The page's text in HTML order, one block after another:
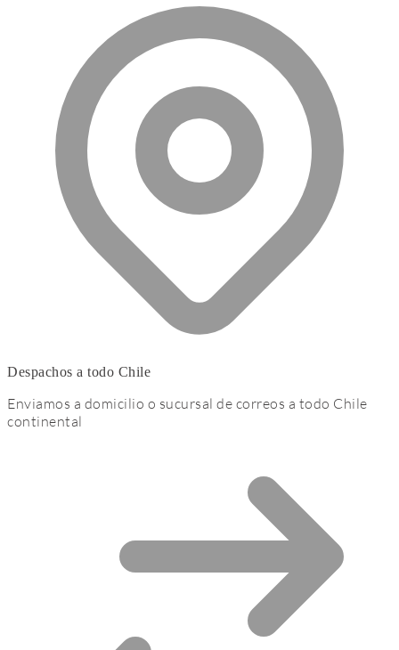
Despachos a todo Chile
Enviamos a domicilio o sucursal de correos a todo Chile
continental